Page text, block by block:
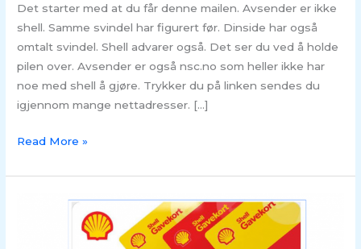
Det starter med at du får denne mailen. Avsender er ikke
shell. Samme svindel har figurert før. Dinside har også
omtalt svindel. Shell advarer også. Det ser du ved å holde
pilen over. Avsender er også nsc.no som heller ikke har
noe med shell å gjøre. Trykker du på linken sendes du
igjennom mange nettadresser. […]
Read More »
SVINDEL